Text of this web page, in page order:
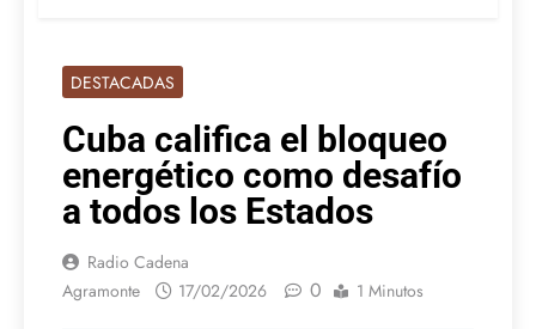
DESTACADAS
Cuba califica el bloqueo
energético como desafío
a todos los Estados
Radio Cadena
Agramonte
17/02/2026 0 1 Minutos